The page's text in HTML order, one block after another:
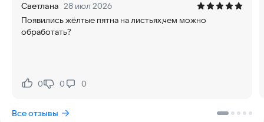
Papaplant подходит для владельцев комнатных растений,
садовых и декоративных культур, плодовых деревьев,
кустарников, цветов, овощей и растений на даче.
Планируйте уход в удобном календаре: полив, подкормки,
пересадку, обрезку, обработку от вредителей,
растения в журнал «Мой сад», следите за их состоянием и
Светлана 28 июл 2026
Появились жёлтые пятна на листьях,чем можно
обработать?
Нравится:
0Не нравится:
0 0
Все отзывы